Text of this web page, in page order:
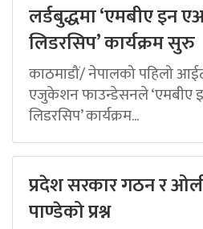
लर्डबुद्धमा ‘एमबीए इन
लिडरसिप’ कार्यक्रम सुरु
काठमाडौं/ नेपालको पहिलो
एजुकेशन फाउन्डेसनले ‘एमबीए
लिडरसिप’ कार्यक्रम...
प्रदेश सरकार गठन र
पाण्डेको प्रश्न